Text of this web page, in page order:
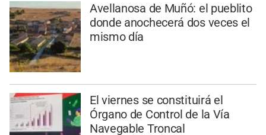
Avellanosa de Muñó: el pueblito
donde anochecerá dos veces el
mismo día
El viernes se constituirá el
Órgano de Control de la Vía
Navegable Troncal